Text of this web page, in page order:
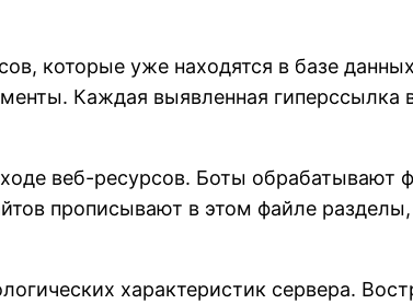
которые уже находятся в базе
Каждая выявленная гиперссылка
веб-ресурсов. Боты обрабатывают
прописывают в этом файле
характеристик сервера.